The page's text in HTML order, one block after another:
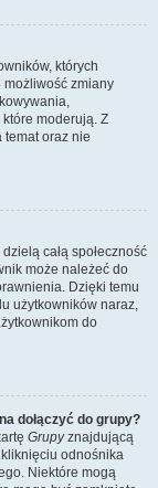
których
zmiany
moderują. Z
temat oraz nie
całą społeczność
może należeć do
Dzięki temu
użytkowników naraz,
do
dołączyć do grupy?
Grupyznajdującą
odnośnika
Niektóre mogą